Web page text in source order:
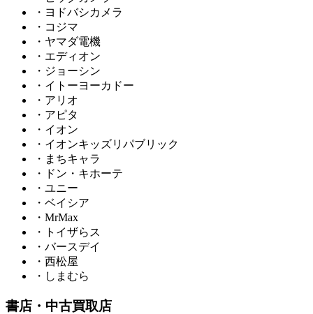
・ヨドバシカメラ
・コジマ
・ヤマダ電機
・エディオン
・ジョーシン
・イトーヨーカドー
・アリオ
・アピタ
・イオン
・イオンキッズリパブリック
・まちキャラ
・ドン・キホーテ
・ユニー
・ベイシア
・MrMax
・トイザらス
・バースデイ
・西松屋
・しまむら
書店・中古買取店